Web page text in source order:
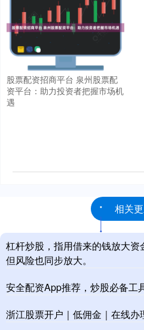
股票配资招商平台 泉州股票配
资平台：助力投资者把握市场机
遇
相关
杠杆炒股，指用借来的钱放大资
但风险也同步放大。
安全配资App推荐，炒股必备工
浙江股票开户｜低佣金｜在线办